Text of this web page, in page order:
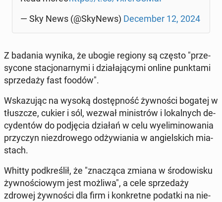
— Sky News (@SkyNews) De­cem­ber 12, 2024
Z badania wynika, że ubogie regiony są często "prze­
sy­co­ne sta­cjo­nar­ny­mi i dzia­ła­ją­cy­mi online punk­ta­mi
sprze­da­ży fast foodów".
Wska­zu­jąc na wysoką do­stęp­ność żyw­no­ści bogatej w
tłusz­cze, cukier i sól, wezwał mi­ni­strów i lo­kal­nych de­
cy­den­tów do pod­ję­cia działań w celu wy­eli­mi­no­wa­nia
przy­czyn nie­zdro­we­go od­ży­wia­nia w an­giel­skich mia­
stach.
Whitty pod­kre­ślił, że "zna­czą­ca zmiana w śro­do­wi­sku
żyw­no­ścio­wym jest możliwa", a cele sprze­da­ży
zdrowej żyw­no­ści dla firm i kon­kret­ne podatki na nie­